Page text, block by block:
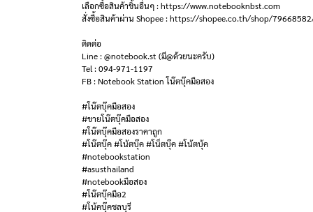
เลือกซื้อสินค้าชิ้นอื่นๆ : https://www.notebooknbst.com
สั่งซื้อสินค้าผ่าน Shopee : https://shopee.co.th/shop/
ติดต่อ
Line : @notebook.st (มี@ด้วยนะครับ)
Tel : 094-971-1197
FB : Notebook Station โน๊ตบุ๊คมือสอง
#โน๊ตบุ๊คมือสอง
#ขายโน๊ตบุ๊คมือสอง
#โน๊ตบุ๊คมือสองราคาถูก
#โน๊ตบุ๊ค #โน้ตบุ๊ค #โน็ตบุ๊ค #โน้ตบุ้ค
#notebookstation
#asusthailand
#notebookมือสอง
#โน๊ตบุ๊คมือ2
#โน้คบุ๊คชลบุรี